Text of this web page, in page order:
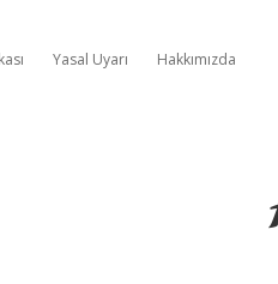
Yasal Uyarı Hakkımızda